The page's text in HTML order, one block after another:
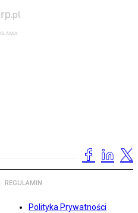
REGULAMIN
Polityka Prywatności